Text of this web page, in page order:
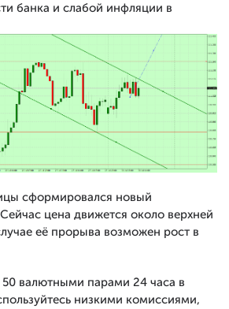
банка и слабой инфляции в
сформировался новый
цена движется около верхней
её прорыва возможен рост в
50 валютными парами 24 часа в
низкими комиссиями,